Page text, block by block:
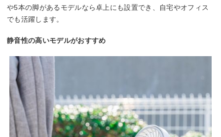
や5本の脚があるモデルなら卓上にも設置でき、自宅やオフィス
でも活躍します。
静音性の高いモデルがおすすめ